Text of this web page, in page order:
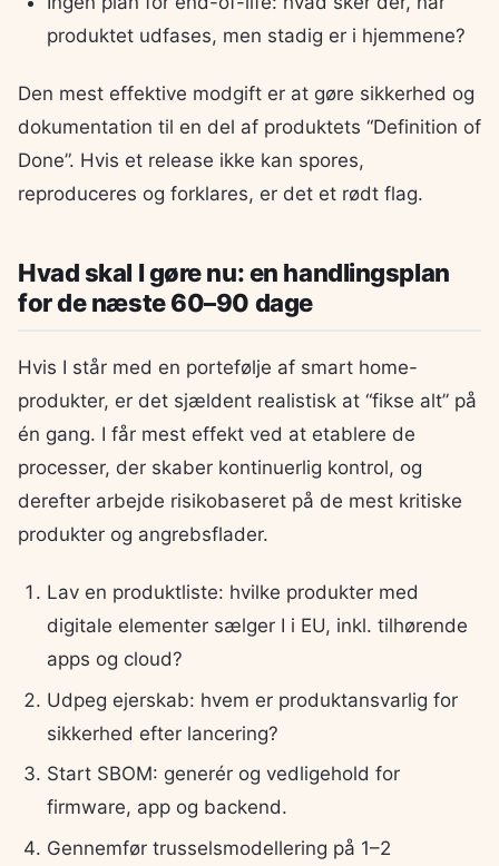
produktet udfases, men stadig er i hjemmene?
Den mest effektive modgift er at gøre sikkerhed og
dokumentation til en del af produktets “Definition of
Done”. Hvis et release ikke kan spores,
reproduceres og forklares, er det et rødt flag.
Hvad skal I gøre nu: en handlingsplan
for de næste 60–90 dage
Hvis I står med en portefølje af smart home-
produkter, er det sjældent realistisk at “fikse alt” på
én gang. I får mest effekt ved at etablere de
processer, der skaber kontinuerlig kontrol, og
derefter arbejde risikobaseret på de mest kritiske
produkter og angrebsflader.
Lav en produktliste: hvilke produkter med
digitale elementer sælger I i EU, inkl. tilhørende
apps og cloud?
Udpeg ejerskab: hvem er produktansvarlig for
sikkerhed efter lancering?
Start SBOM: generér og vedligehold for
firmware, app og backend.
Gennemfør trusselsmodellering på 1–2